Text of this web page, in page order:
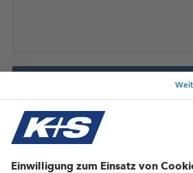
Offene Stellenangebote
Finde deine